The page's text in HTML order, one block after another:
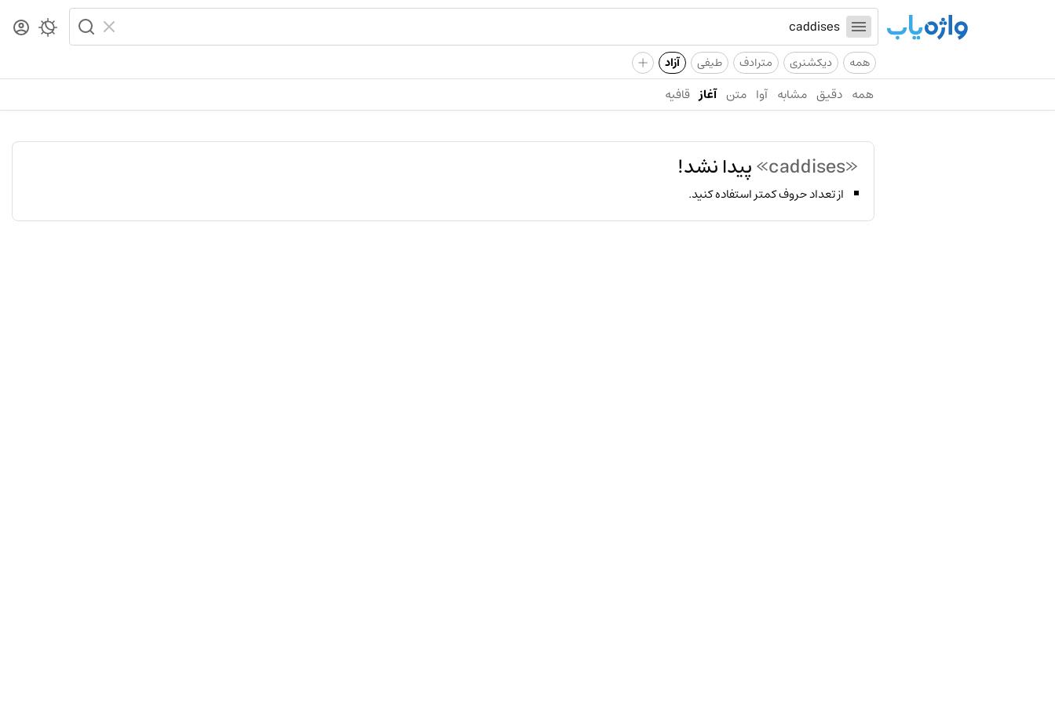
همه دیکشنری مترادف طیفی آزاد +
همه دقیق مشابه آوا متن آغاز قافیه
«caddises» پیدا نشد!
از تعداد حروف کمتر استفاده کنید.